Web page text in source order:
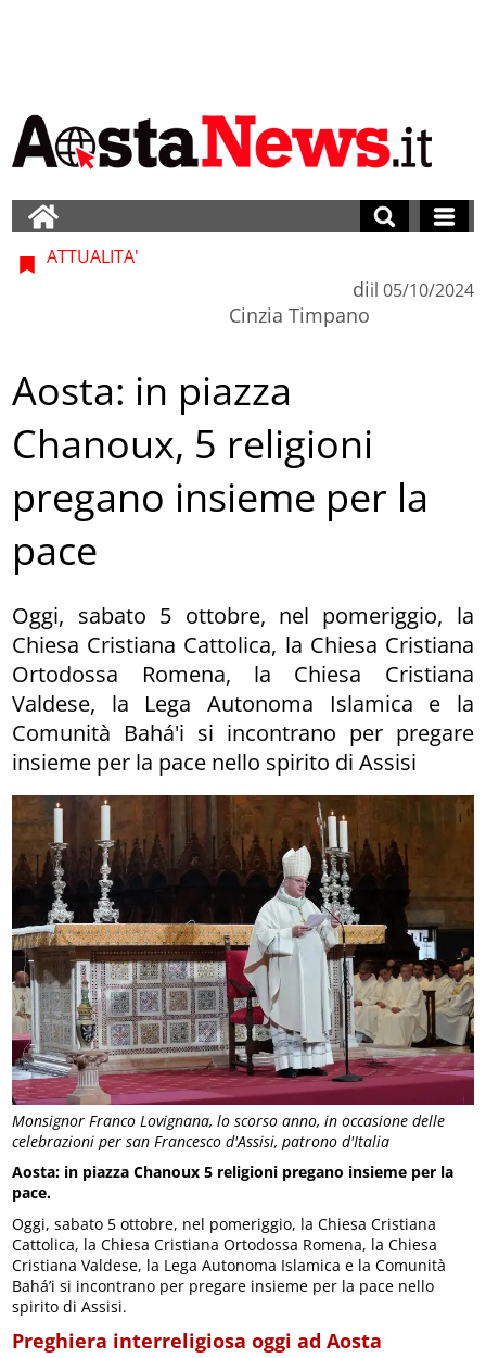
Monsignor Franco Lovignana, lo scorso anno, in occasione delle
celebrazioni per san Francesco d'Assisi, patrono d'Italia
ATTUALITA'
di
Cinzia Timpano
il 05/10/2024
Aosta: in piazza
Chanoux, 5 religioni
pregano insieme per la
pace
Oggi, sabato 5 ottobre, nel pomeriggio, la
Chiesa Cristiana Cattolica, la Chiesa Cristiana
Ortodossa Romena, la Chiesa Cristiana
Valdese, la Lega Autonoma Islamica e la
Comunità Bahá'i si incontrano per pregare
insieme per la pace nello spirito di Assisi
Aosta: in piazza Chanoux 5 religioni pregano insieme per la
pace.
Oggi, sabato 5 ottobre, nel pomeriggio, la Chiesa Cristiana
Cattolica, la Chiesa Cristiana Ortodossa Romena, la Chiesa
Cristiana Valdese, la Lega Autonoma Islamica e la Comunità
Bahá’i si incontrano per pregare insieme per la pace nello
spirito di Assisi.
Preghiera interreligiosa oggi ad Aosta